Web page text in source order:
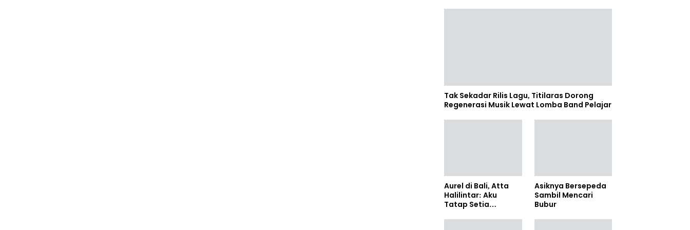
Tak Sekadar Rilis Lagu, Titilaras Dorong
Regenerasi Musik Lewat Lomba Band Pelajar
Aurel di Bali, Atta
Halilintar: Aku
Tatap Setia
Asiknya Bersepeda
Sambil Mencari
Bubur